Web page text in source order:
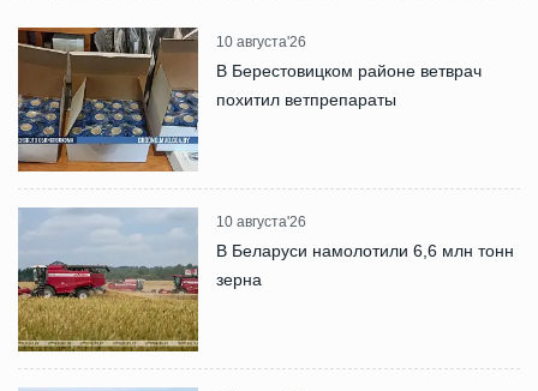
10 августа'26
В Берестовицком районе ветврач
похитил ветпрепараты
10 августа'26
В Беларуси намолотили 6,6 млн тонн
зерна